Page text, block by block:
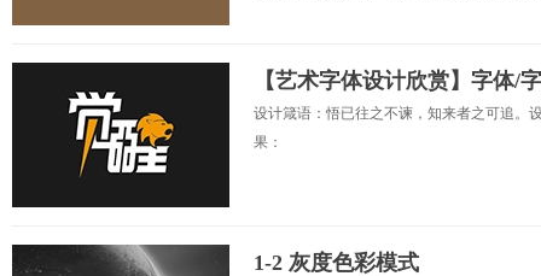
【艺术字体设计欣赏】字体/
设计箴语：悟已往之不谏，知来者之可追。
果：
1-2 灰度色彩模式